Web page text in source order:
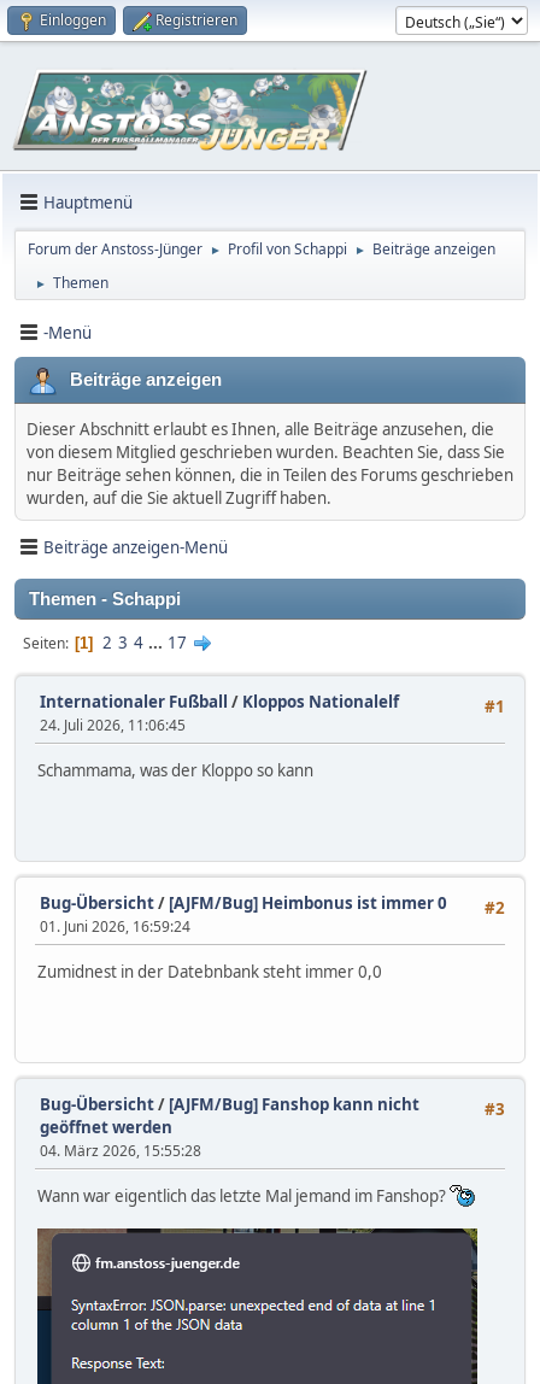
Einloggen Registrieren
Hauptmenü
Forum der Anstoss-Jünger ► Profil von Schappi ► Beiträge anzeigen
► Themen
-Menü
Beiträge anzeigen
Dieser Abschnitt erlaubt es Ihnen, alle Beiträge anzusehen, die
von diesem Mitglied geschrieben wurden. Beachten Sie, dass Sie
nur Beiträge sehen können, die in Teilen des Forums geschrieben
wurden, auf die Sie aktuell Zugriff haben.
Beiträge anzeigen-Menü
Themen - Schappi
Seiten 1 2 3 4 ... 17
#1
Internationaler Fußball / Kloppos Nationalelf
24. Juli 2026, 11:06:45
Schammama, was der Kloppo so kann
#2
Bug-Übersicht/ [AJFM/Bug] Heimbonus ist immer 0
01. Juni 2026, 16:59:24
Zumidnest in der Datebnbank steht immer 0,0
#3
Bug-Übersicht/ [AJFM/Bug] Fanshop kann nicht
geöffnet werden
04. März 2026, 15:55:28
Wann war eigentlich das letzte Mal jemand im Fanshop?